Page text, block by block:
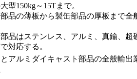
型150kg～15Tまで。
品の薄板から製缶部品の厚板まで全
品はステンレス、アルミ、真鍮、超
対応する。
アルミダイキャスト部品の全般輸出